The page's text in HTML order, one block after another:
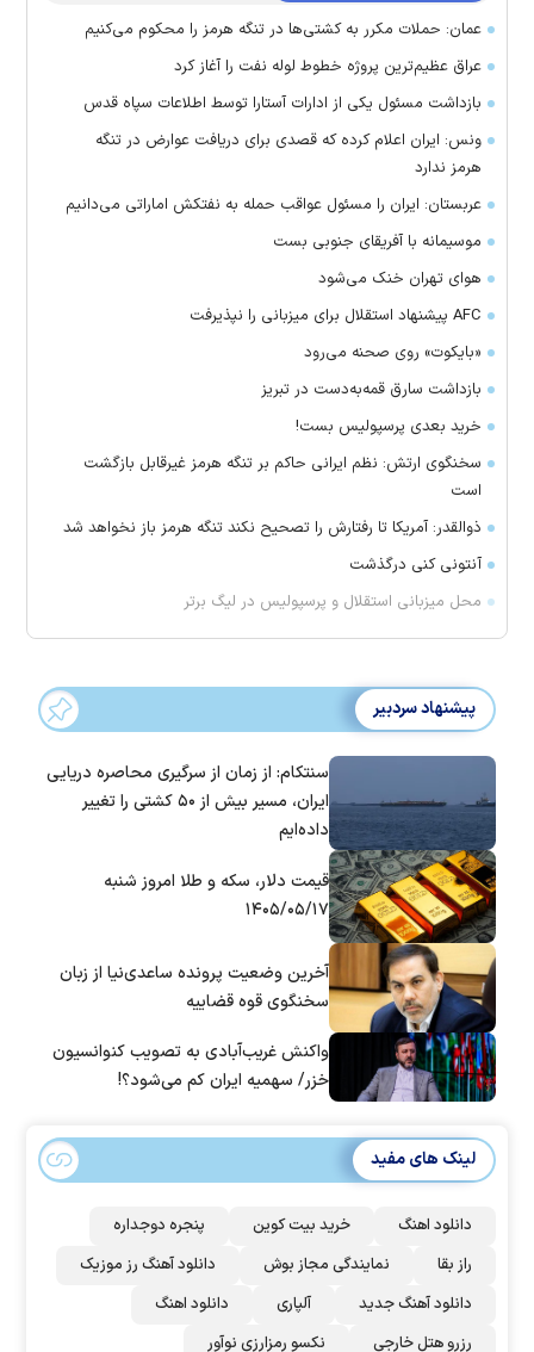
عمان: حملات مکرر به کشتی‌ها در تنگه هرمز را محکوم می‌کنیم
عراق عظیم‌ترین پروژه خطوط لوله نفت را آغاز کرد
بازداشت مسئول یکی از ادارات آستارا توسط اطلاعات سپاه قدس
ونس: ایران اعلام کرده که قصدی برای دریافت عوارض در تنگه
هرمز ندارد
عربستان: ایران را مسئول عواقب حمله به نفتکش اماراتی می‌دانیم
موسیمانه با آفریقای جنوبی بست
هوای تهران خنک می‌شود
AFC پیشنهاد استقلال برای میزبانی را نپذیرفت
«بایکوت» روی صحنه می‌رود
بازداشت سارق قمه‌به‌دست در تبریز
خرید بعدی پرسپولیس بست!
سخنگوی ارتش: نظم ایرانی حاکم بر تنگه هرمز غیرقابل بازگشت
است
ذوالقدر: آمریکا تا رفتارش را تصحیح نکند تنگه هرمز باز نخواهد شد
آنتونی کنی درگذشت
محل میزبانی استقلال و پرسپولیس در لیگ برتر
پیشنهاد سردبیر
سنتکام: از زمان از سرگیری محاصره دریایی
ایران، مسیر بیش از ۵۰ کشتی را تغییر
داده‌ایم
قیمت دلار، سکه و طلا امروز شنبه
۱۴۰۵/۰۵/۱۷
آخرین وضعیت پرونده ساعدی‌نیا از زبان
سخنگوی قوه قضاییه
واکنش غریب‌آبادی به تصویب کنوانسیون
خزر/ سهمیه ایران کم می‌شود؟!
لینک های مفید
دانلود اهنگ خرید بیت کوین
پنجره دوجداره
راز بقا
نمایندگی مجاز بوش
دانلود آهنگ رز‌ موزیک
دانلود آهنگ جدید
آلپاری
دانلود اهنگ
رزرو هتل خارجی
نکسو رمزارزی نوآور